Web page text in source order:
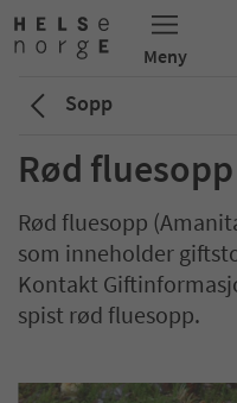
Sopp
Rød
Rød fluesopp
som inneholder
Kontakt
spist rød fluesopp.